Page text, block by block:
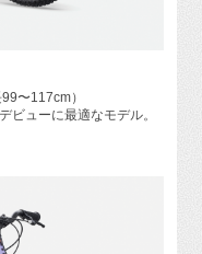
〜117cm）
ビューに最適なモデル。